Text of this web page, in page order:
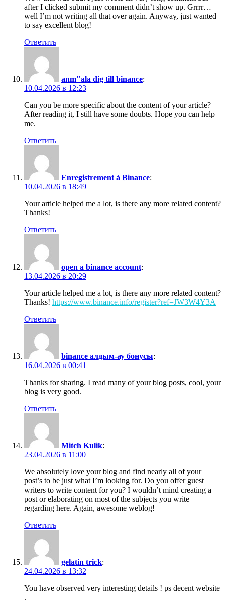
after I clicked submit my comment didn’t show up. Grrrr…
well I’m not writing all that over again. Anyway, just wanted
to say excellent blog!
Ответить
anm"ala dig till binance:
10.04.2026 в 12:23
Can you be more specific about the content of your article?
After reading it, I still have some doubts. Hope you can help
me.
Ответить
Enregistrement à Binance:
10.04.2026 в 18:49
Your article helped me a lot, is there any more related content?
Thanks!
Ответить
open a binance account:
13.04.2026 в 20:29
Your article helped me a lot, is there any more related content?
Thanks! https://www.binance.info/register?ref=JW3W4Y3A
Ответить
binance алдым-ау бонусы:
16.04.2026 в 00:41
Thanks for sharing. I read many of your blog posts, cool, your
blog is very good.
Ответить
Mitch Kulik:
23.04.2026 в 11:00
We absolutely love your blog and find nearly all of your
post’s to be just what I’m looking for. Do you offer guest
writers to write content for you? I wouldn’t mind creating a
post or elaborating on most of the subjects you write
regarding here. Again, awesome weblog!
Ответить
gelatin trick:
24.04.2026 в 13:32
You have observed very interesting details ! ps decent website
.